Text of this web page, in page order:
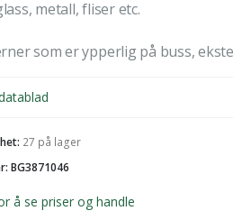
metall, fliser etc.
som er ypperlig på buss,
27 på lager
BG3871046
å se priser og handle